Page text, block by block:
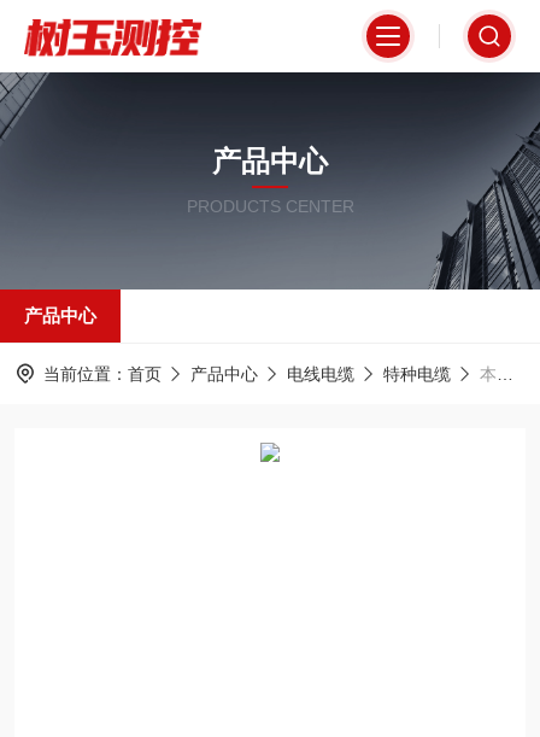
产品中心
PRODUCTS CENTER
产品中心
当前位置： 首页 产品中心 电线电缆 特种电缆 本安电缆EISC-SS-R